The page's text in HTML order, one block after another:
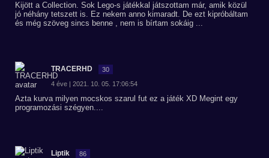
Kijött a Collection. Sok Lego-s játékkal játszottam már, amik közül
jó néhány tetszett is. Ez nekem anno kimaradt. De ezt kipróbáltam
és még szöveg sincs benne , nem is bírtam sokáig ...
TRACERHD 30
4 éve | 2021. 10. 05. 17:06:54
Azta kurva milyen mocskos szarul fut ez a játék XD Megint egy
programozási szégyen....
Liptik 86